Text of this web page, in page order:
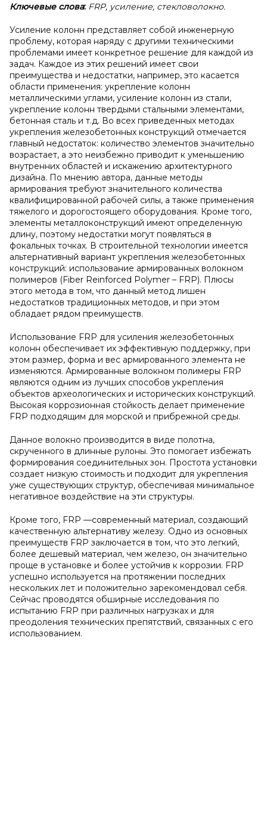
Ключевые слова: FRP, усиление, стекловолокно.
Усиление колонн представляет собой инженерную
проблему, которая наряду с другими техническими
проблемами имеет конкретное решение для каждой из
задач. Каждое из этих решений имеет свои
преимущества и недостатки, например, это касается
области применения: укрепление колонн
металлическими углами, усиление колонн из стали,
укрепление колонн твердыми стальными элементами,
бетонная сталь и т.д. Во всех приведенных методах
укрепления железобетонных конструкций отмечается
главный недостаток: количество элементов значительно
возрастает, а это неизбежно приводит к уменьшению
внутренних областей и искажению архитектурного
дизайна. По мнению автора, данные методы
армирования требуют значительного количества
квалифицированной рабочей силы, а также применения
тяжелого и дорогостоящего оборудования. Кроме того,
элементы металлоконструкций имеют определенную
длину, поэтому недостатки могут появляться в
фокальных точках. В строительной технологии имеется
альтернативный вариант укрепления железобетонных
конструкций: использование армированных волокном
полимеров (Fiber Reinforced Polymer – FRP). Плюсы
этого метода в том, что данный метод лишен
недостатков традиционных методов, и при этом
обладает рядом преимуществ.
Использование FRP для усиления железобетонных
колонн обеспечивает их эффективную поддержку, при
этом размер, форма и вес армированного элемента не
изменяются. Армированные волокном полимеры FRP
являются одним из лучших способов укрепления
объектов археологических и исторических конструкций.
Высокая коррозионная стойкость делает применение
FRP подходящим для морской и прибрежной среды.
Данное волокно производится в виде полотна,
скрученного в длинные рулоны. Это помогает избежать
формирования соединительных зон. Простота установки
создает низкую стоимость и подходит для укрепления
уже существующих структур, обеспечивая минимальное
негативное воздействие на эти структуры.
Кроме того, FRP —современный материал, создающий
качественную альтернативу железу. Одно из основных
преимуществ FRP заключается в том, что это легкий,
более дешевый материал, чем железо, он значительно
проще в установке и более устойчив к коррозии. FRP
успешно используется на протяжении последних
нескольких лет и положительно зарекомендовал себя.
Сейчас проводятся обширные исследования по
испытанию FRP при различных нагрузках и для
преодоления технических препятствий, связанных с его
использованием.